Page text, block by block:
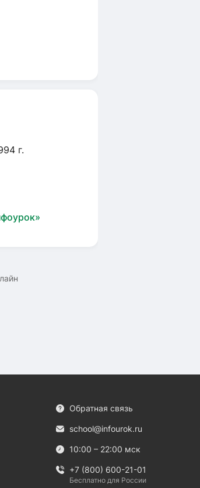
г.
Обратная связь
school@infourok.ru
10:00 – 22:00 мск
+7 (800) 600-21-01
Бесплатно для России